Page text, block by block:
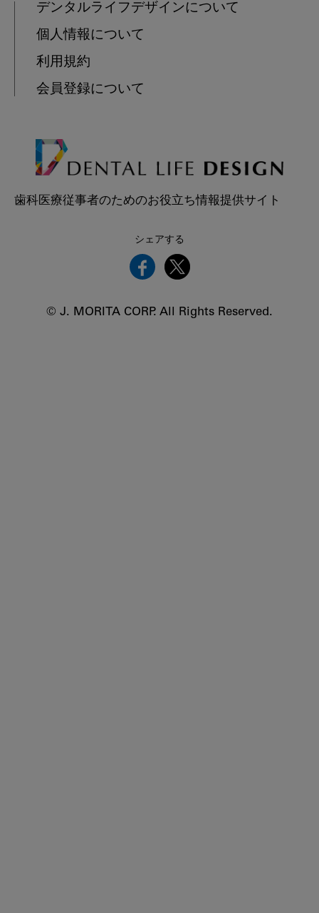
デンタルライフデザインについて
個人情報について
利用規約
会員登録について
歯科医療従事者のためのお役立ち情報提供サイト
シェアする
© J. MORITA CORP. All Rights Reserved.